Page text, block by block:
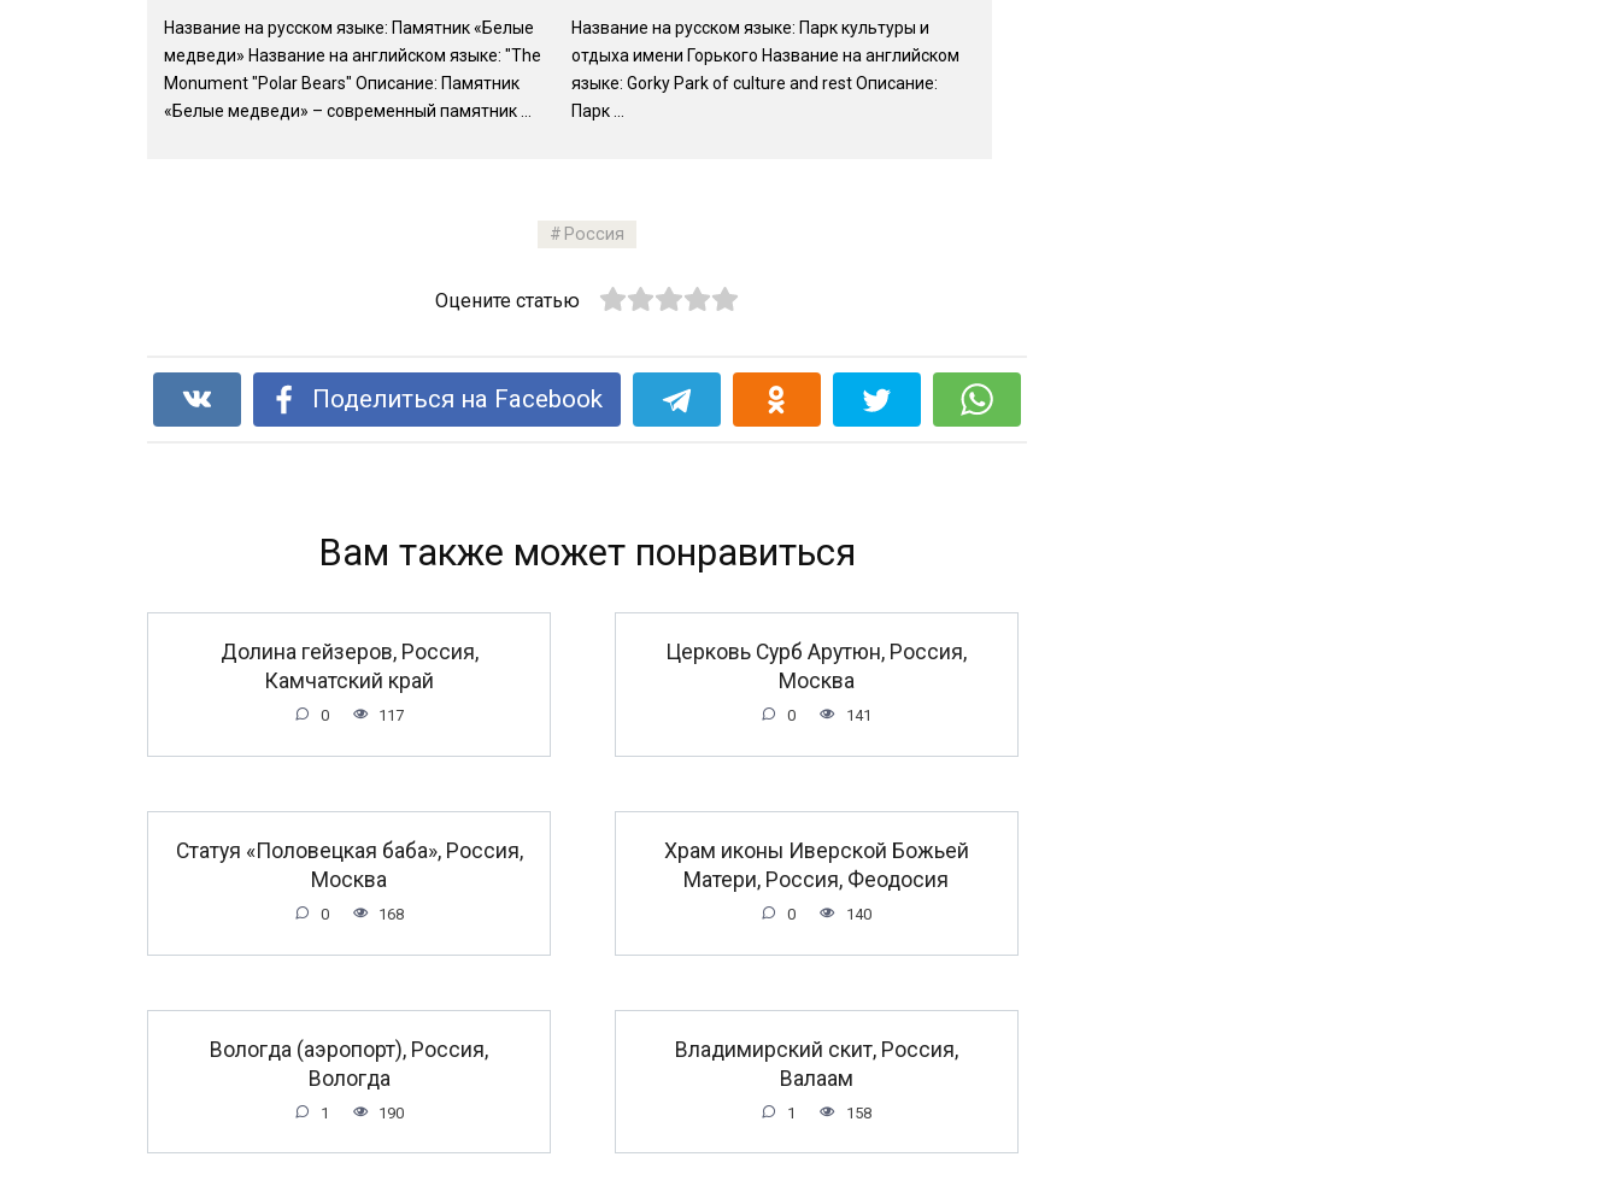
Название на русском языке: Памятник «Белые
медведи» Название на английском языке: "The
Monument "Polar Bears" Описание: Памятник
«Белые медведи» – современный памятник ...
Название на русском языке: Парк культуры и
отдыха имени Горького Название на английском
языке: Gorky Park of culture and rest Описание:
Парк ...
Россия
Оцените статью
Поделиться на Facebook
Вам также может понравиться
Долина гейзеров, Россия,
Камчатский край
0 117
Церковь Сурб Арутюн, Россия,
Москва
0 141
Статуя «Половецкая баба», Россия,
Москва
0 168
Храм иконы Иверской Божьей
Матери, Россия, Феодосия
0 140
Вологда (аэропорт), Россия,
Вологда
1 190
Владимирский скит, Россия,
Валаам
1 158